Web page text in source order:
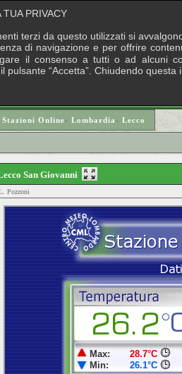
Stazioni Online› Lombardia › Lecco
San Giovanni
Pozzoni
TUA PRIVACY
terzi da questo utilizzati si
di navigazione e per offrire
il consenso a tutti o ad alcuni
pulsante “Accetta”. Chiudendo